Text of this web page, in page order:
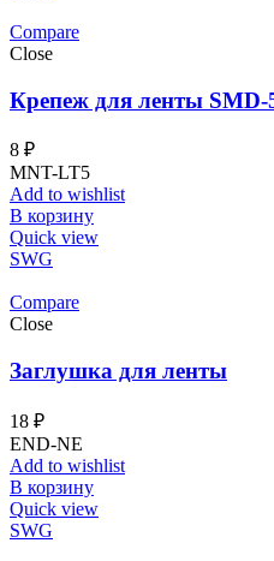
Compare
Close
Крепеж для ленты SMD-
8 ₽
MNT-LT5
Add to wishlist
В корзину
Quick view
SWG
Compare
Close
Заглушка для ленты
18 ₽
END-NE
Add to wishlist
В корзину
Quick view
SWG